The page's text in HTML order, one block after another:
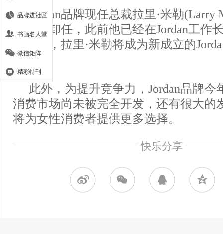
Jordan品牌现任总裁拉里·米勒(Larry
年正式卸任，此前他已经在Jordan工作
任之后，拉里·米勒将成为新成立的
席。
此外，为提升竞争力，Jordan品牌今
消费市场尚未被完全开发，还有很大的
将为女性消费者提供更多选择。
快乐分享
品牌进社区
书画名人堂
微信矩阵
精彩特刊